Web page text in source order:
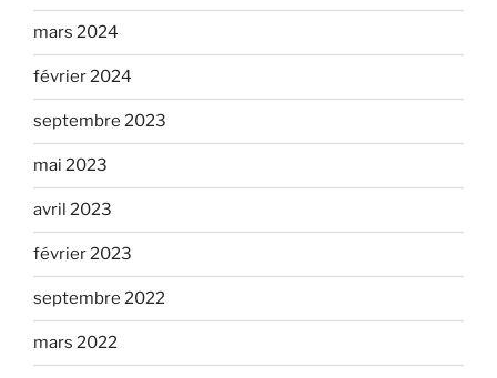
mars 2024
février 2024
septembre 2023
mai 2023
avril 2023
février 2023
septembre 2022
mars 2022